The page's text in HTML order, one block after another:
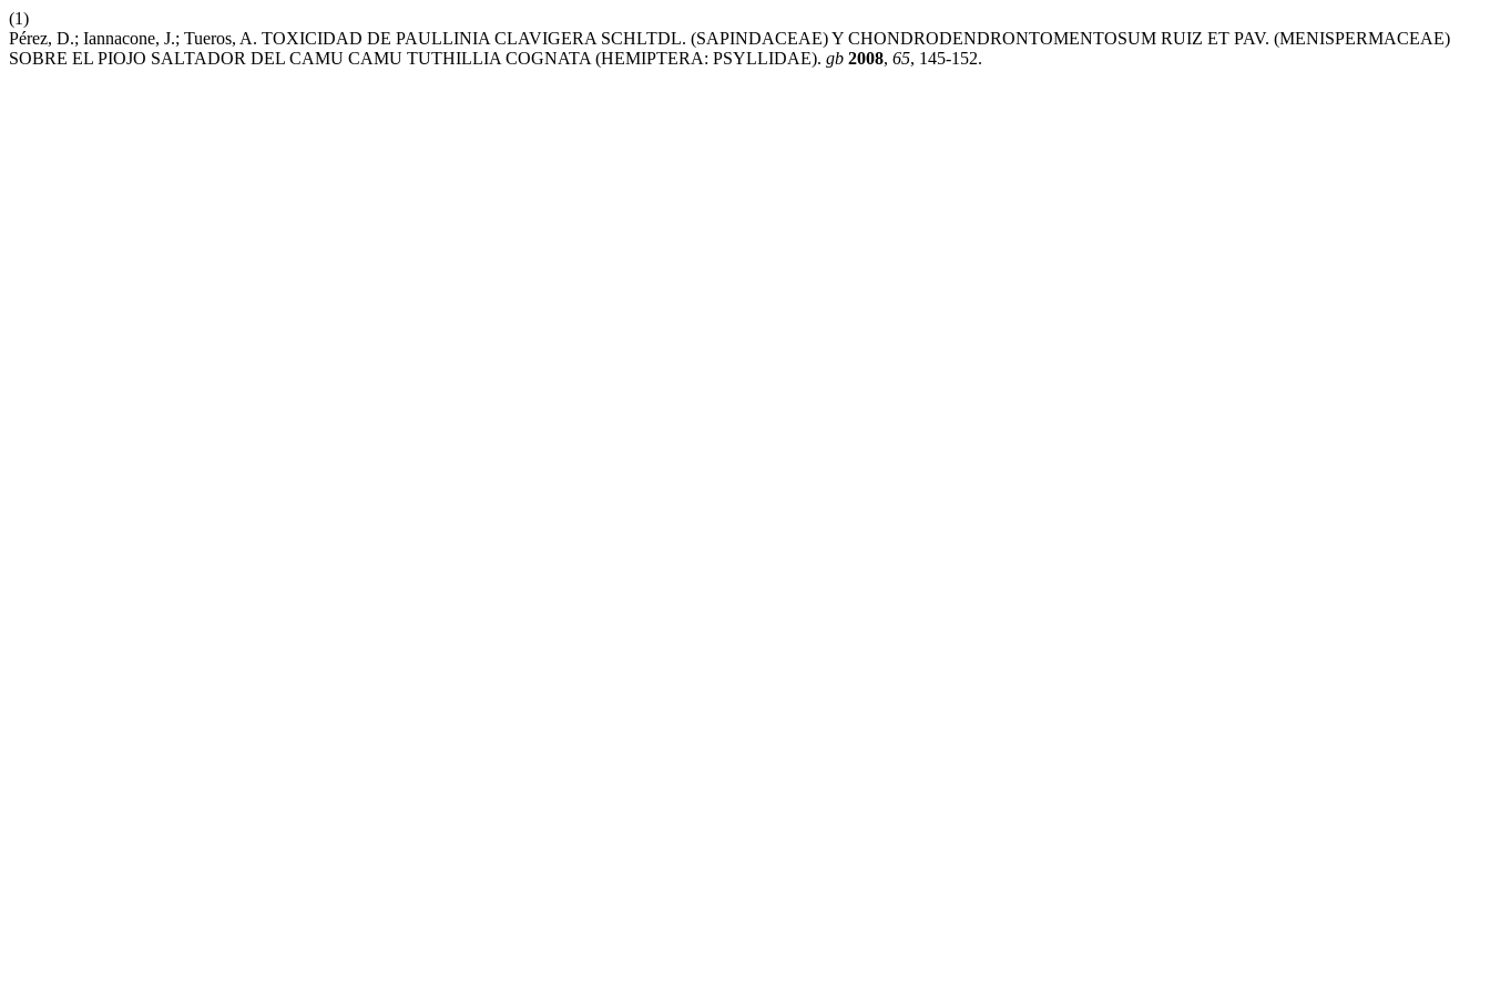
(1)
Pérez, D.; Iannacone, J.; Tueros, A. TOXICIDAD DE PAULLINIA CLAVIGERA SCHLTDL. (SAPINDACEAE) Y CHONDRODENDRONTOMENTOSUM RUIZ ET PAV. (MENISPERMACEAE)
SOBRE EL PIOJO SALTADOR DEL CAMU CAMU TUTHILLIA COGNATA (HEMIPTERA: PSYLLIDAE). gb 2008, 65, 145-152.